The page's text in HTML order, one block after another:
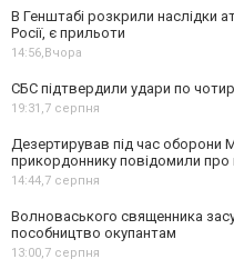
В Генштабі розкрили наслідки
Росії, є прильоти
14:56,Вчора
СБС підтвердили удари по
19:31,7 серпня
Дезертирував під час оборони
прикордоннику повідомили про
14:44,7 серпня
Волноваського священника
пособництво окупантам
13:00,7 серпня